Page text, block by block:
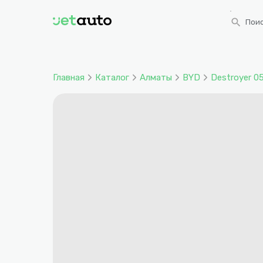
search
Главная Каталог Алматы BYD Destroyer 05